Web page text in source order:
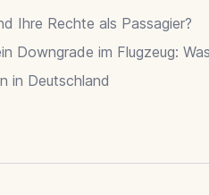
Ihre Rechte als Passagier?
Downgrade im Flugzeug:
in Deutschland